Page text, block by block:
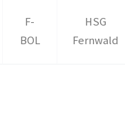
F-
BOL
HSG
Fernwald